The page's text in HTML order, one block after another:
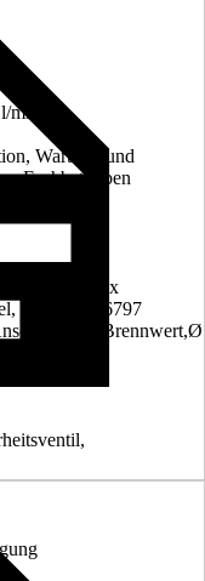
Wartung und
Fachbetrieben
4-5 90, 1x
1x 0020266797
Set Brennwert,Ø
Brennwert